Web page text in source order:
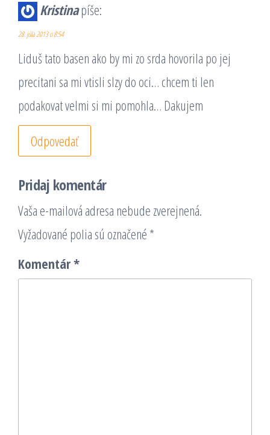
Kristina píše:
28. júla 2013 o 8:54
Liduš tato basen ako by mi zo srda hovorila po jej
precitani sa mi vtisli slzy do oci… chcem ti len
podakovat velmi si mi pomohla… Dakujem
Odpovedať
Pridaj komentár
Vaša e-mailová adresa nebude zverejnená.
Vyžadované polia sú označené *
Komentár*